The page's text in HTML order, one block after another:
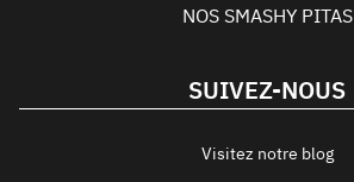
NOS SMASHY PITAS
SUIVEZ-NOUS
Visitez notre blog